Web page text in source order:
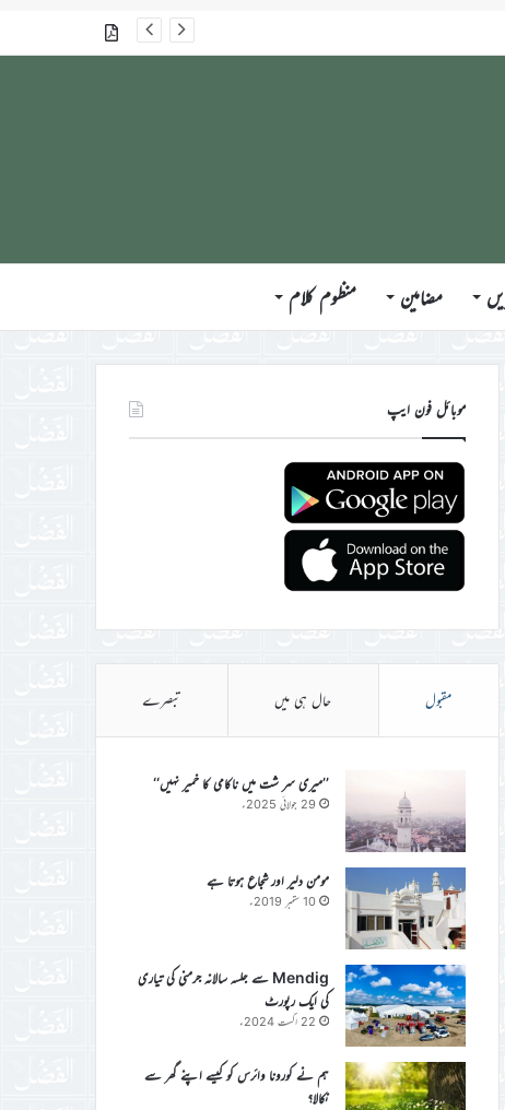
گذشتہ شمارے
مضامین منظوم کلام
موبائل فون ایپ
مقبول حال ہی میں تبصرے
’’میری سر شت میں ناکامی کا خمیر نہیں‘‘
29 جولائی 2025ء
مومن دلیر اور شجاع ہوتا ہے
10 ستمبر 2019ء
Mendig سے جلسہ سالانہ جرمنی کی تیاری
کی ایک رپورٹ
22 اگست 2024ء
ہم نے کورونا وائرس کو کیسے اپنے گھر سے
نکالا؟